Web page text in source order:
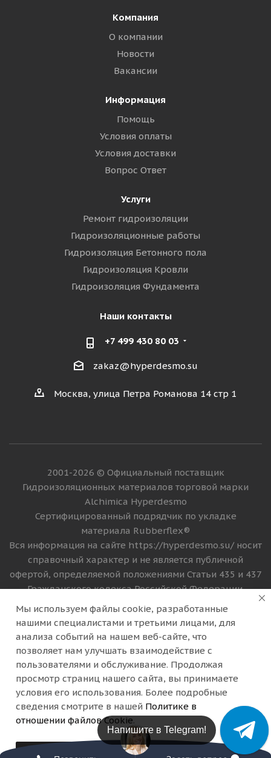
Компания
О компании
Новости
Вакансии
Информация
Помощь
Условия оплаты
Условия доставки
Вопрос Ответ
Услуги
Ремонт гидроизоляции
Гидроизоляционные работы
Гидроизоляция Бетонного пола
Гидроизоляция Кровли
Гидроизоляция Фундамента
Наши контакты
+7 499 430 80 03
zakaz@hyperdesmo.su
Москва, улица Петра Романова 14 стр 1
2001-2026 © Официальный поставщик
Гидроизоляционных материалов торговой марки
Alchimica Hyperdesmo
Сертифицированный подрядчик по укладке
материала Rubberflex®
Вся информация на сайте https://hyperdesmo.su/ носит
справочный характер и не является публичной
офертой, определяемой положениями Статьи 435 и 437
Гражданского кодекса Российской Федерации.
Технические параметры (спецификация), цена и
комплект поставки товара могут быть изменены
производителем без предварительного уведомления.
Уточняйте информацию у наших менеджеров по
телефону +74994308003
Версия для печати
Мы используем файлы cookie, разработанные
нашими специалистами и третьими лицами, для
анализа событий на нашем веб-сайте, что
позволяет нам улучшать взаимодействие с
пользователями и обслуживание. Продолжая
просмотр страниц нашего сайта, вы принимаете
условия его использования. Более подробные
сведения смотрите в нашей Политике в
отношении файлов Cookie.
Напишите в Telegram!